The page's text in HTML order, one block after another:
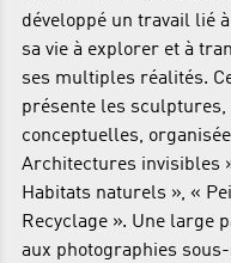
développé un travail lié
sa vie à explorer et à
ses multiples réalités.
présente les
conceptuelles,
Architectures invisibles
Habitats naturels », «
Recyclage ». Une large
aux photographies